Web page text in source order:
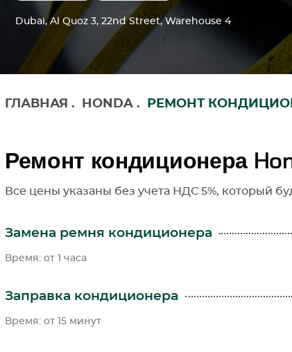
Dubai, Al Quoz 3, 22nd Street, Warehouse 4
ГЛАВНАЯ . HONDA . РЕМОНТ
Ремонт кондиционера
Все цены указаны без учета НДС 5%, который
Замена ремня кондиционера
Время: от 1 часа
Заправка кондиционера
Время: от 15 минут